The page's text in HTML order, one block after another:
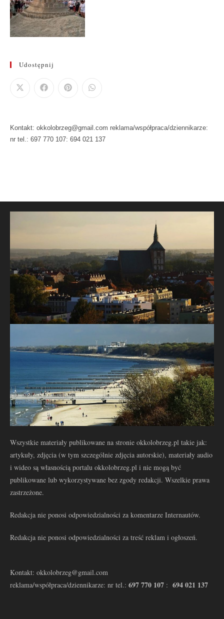
Udostępnij
Kontakt: okkolobrzeg@gmail.com reklama/współpraca/dziennikarze:
nr tel.: 697 770 107: 694 021 137
Wszystkie materiały publikowane na stronie okkolobrzeg.pl takie jak:
artykuły, zdjęcia (w tym szczególnie zdjęcia autorskie), materiały audio
i wideo są własnością portalu okkolobrzeg.pl i nie mogą być
publikowane lub wykorzystywane bez zgody redakcji. Wszelkie prawa
zastrzeżone.
Redakcja nie ponosi odpowiedzialności za komentarze Internautów.
Redakcja nie ponosi odpowiedzialności za treść reklam i ogłoszeń.
Kontakt: okkolobrzeg@gmail.com
reklama/współpraca/dziennikarze: nr tel.: 697 770 107 : 694 021 137